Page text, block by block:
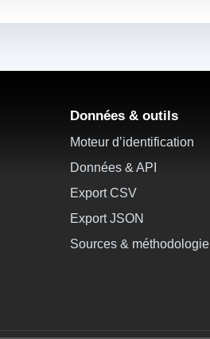
Données & outils
Moteur d’identification
Données & API
Export CSV
Export JSON
Sources & méthodologie